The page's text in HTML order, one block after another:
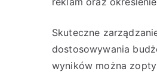
Skuteczne
dostosowywania
wyników można